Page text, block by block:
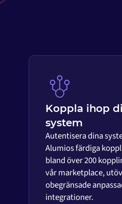
Koppla ihop
system
Autentisera dina
Alumios färdiga
bland över 200
vår marketplace,
obegränsade
integrationer.